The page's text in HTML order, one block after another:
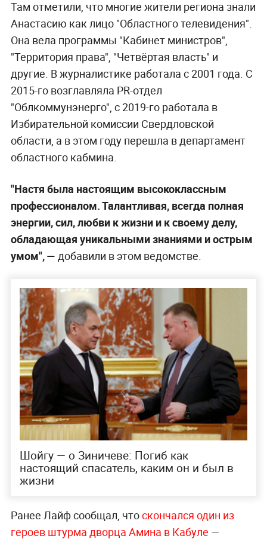
Там отметили, что многие жители региона знали
Анастасию как лицо "Областного телевидения".
Она вела программы "Кабинет министров",
"Территория права", "Четвёртая власть" и
другие. В журналистике работала с 2001 года. С
2015-го возглавляла PR-отдел
"Облкоммунэнерго", с 2019-го работала в
Избирательной комиссии Свердловской
области, а в этом году перешла в департамент
областного кабмина.
"Настя была настоящим высококлассным
профессионалом. Талантливая, всегда полная
энергии, сил, любви к жизни и к своему делу,
обладающая уникальными знаниями и острым
умом", — добавили в этом ведомстве.
Шойгу — о Зиничеве: Погиб как
настоящий спасатель, каким он и был в
жизни
Ранее Лайф сообщал, чтоскончался один из
героев штурма дворца Амина в Кабуле —